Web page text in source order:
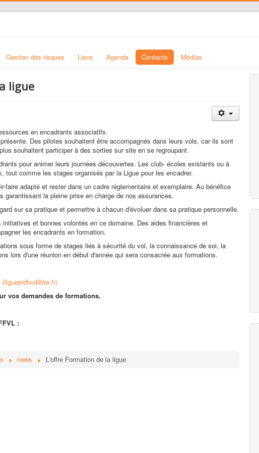
Gestion des risques Liens Agenda Contacts Médias
ligue
en encadrants associatifs.
Des pilotes souhaitent être accompagnés dans leurs vols, car ils sont
souhaitent participer à des sorties sur site en se regroupant.
pour animer leurs journées découvertes. Les club- écoles existants ou à
tout comme les stages organisés par la Ligue pour les encadrer.
faire adapté et rester dans un cadre réglementaire et exemplaire. Au bénéfice
garantissant la pleine prise en charge de nos assurances.
sur sa pratique et permettre à chacun d'évoluer dans sa pratique personnelle.
et bonnes volontés en ce domaine. Des aides financières et
les encadrants en formation.
sous forme de stages liés à sécurité du vol, la connaissance de soi, la
lors d'une réunion en début d'année qui sera consacrée aux formations.
(liguepidfvollibre.fr)
vos demandes de formations.
:
news L'offre Formation de la ligue